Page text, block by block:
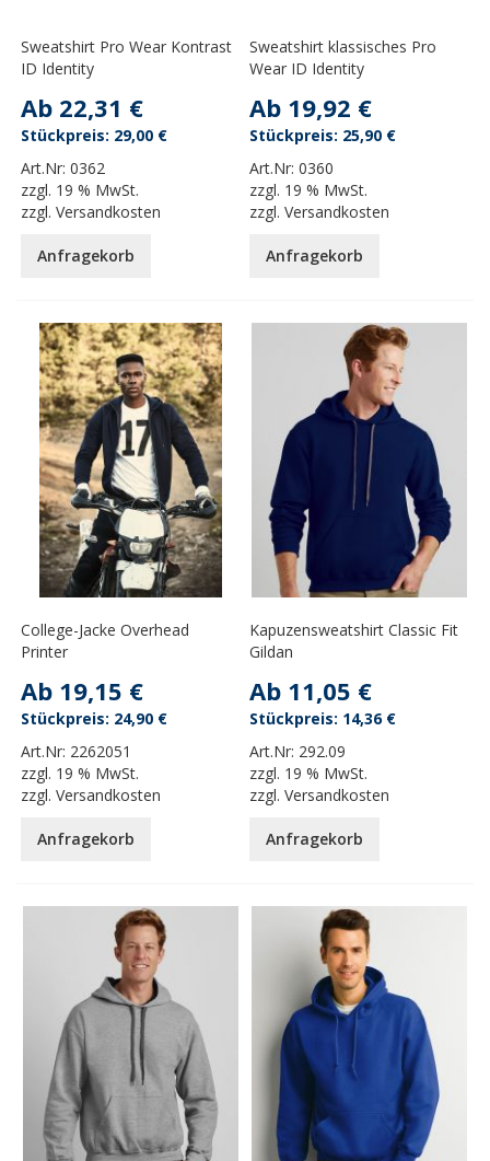
Sweatshirt Pro Wear Kontrast
ID Identity
Ab 22,31 €
Art.Nr:0362
zzgl. 19 % MwSt.
zzgl.Versandkosten
29,00 €
Anfragekorb
Sweatshirt klassisches Pro
Wear ID Identity
Ab 19,92 €
Art.Nr:0360
zzgl. 19 % MwSt.
zzgl.Versandkosten
25,90 €
Anfragekorb
College-Jacke Overhead
Printer
Ab 19,15 €
Art.Nr: 2262051
zzgl. 19 % MwSt.
zzgl.Versandkosten
24,90 €
Anfragekorb
Kapuzensweatshirt Classic Fit
Gildan
Ab 11,05 €
Art.Nr: 292.09
zzgl. 19 % MwSt.
zzgl.Versandkosten
14,36 €
Anfragekorb